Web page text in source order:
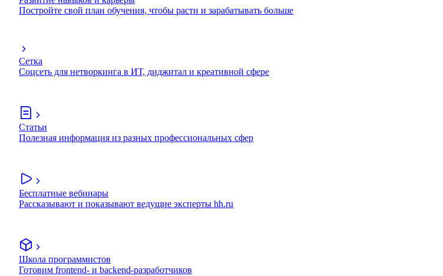
Постройте свой план обучения, чтобы расти и зарабатывать больше
Сетка
Соцсеть для нетворкинга в ИТ, диджитал и креативной сфере
Статьи
Полезная информация из разных профессиональных сфер
Бесплатные вебинары
Рассказывают и показывают ведущие эксперты hh.ru
Школа программистов
Готовим frontend- и backend-разработчиков